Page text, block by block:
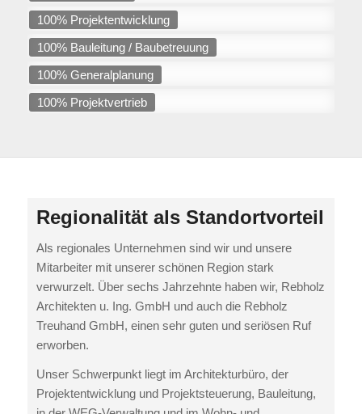
100% Projektentwicklung
100% Bauleitung / Baubetreuung
100% Generalplanung
100% Projektvertrieb
Regionalität als Standortvorteil
Als regionales Unternehmen sind wir und unsere
Mitarbeiter mit unserer schönen Region stark
verwurzelt. Über sechs Jahrzehnte haben wir, Rebholz
Architekten u. Ing. GmbH und auch die Rebholz
Treuhand GmbH, einen sehr guten und seriösen Ruf
erworben.
Unser Schwerpunkt liegt im Architekturbüro, der
Projektentwicklung und Projektsteuerung, Bauleitung,